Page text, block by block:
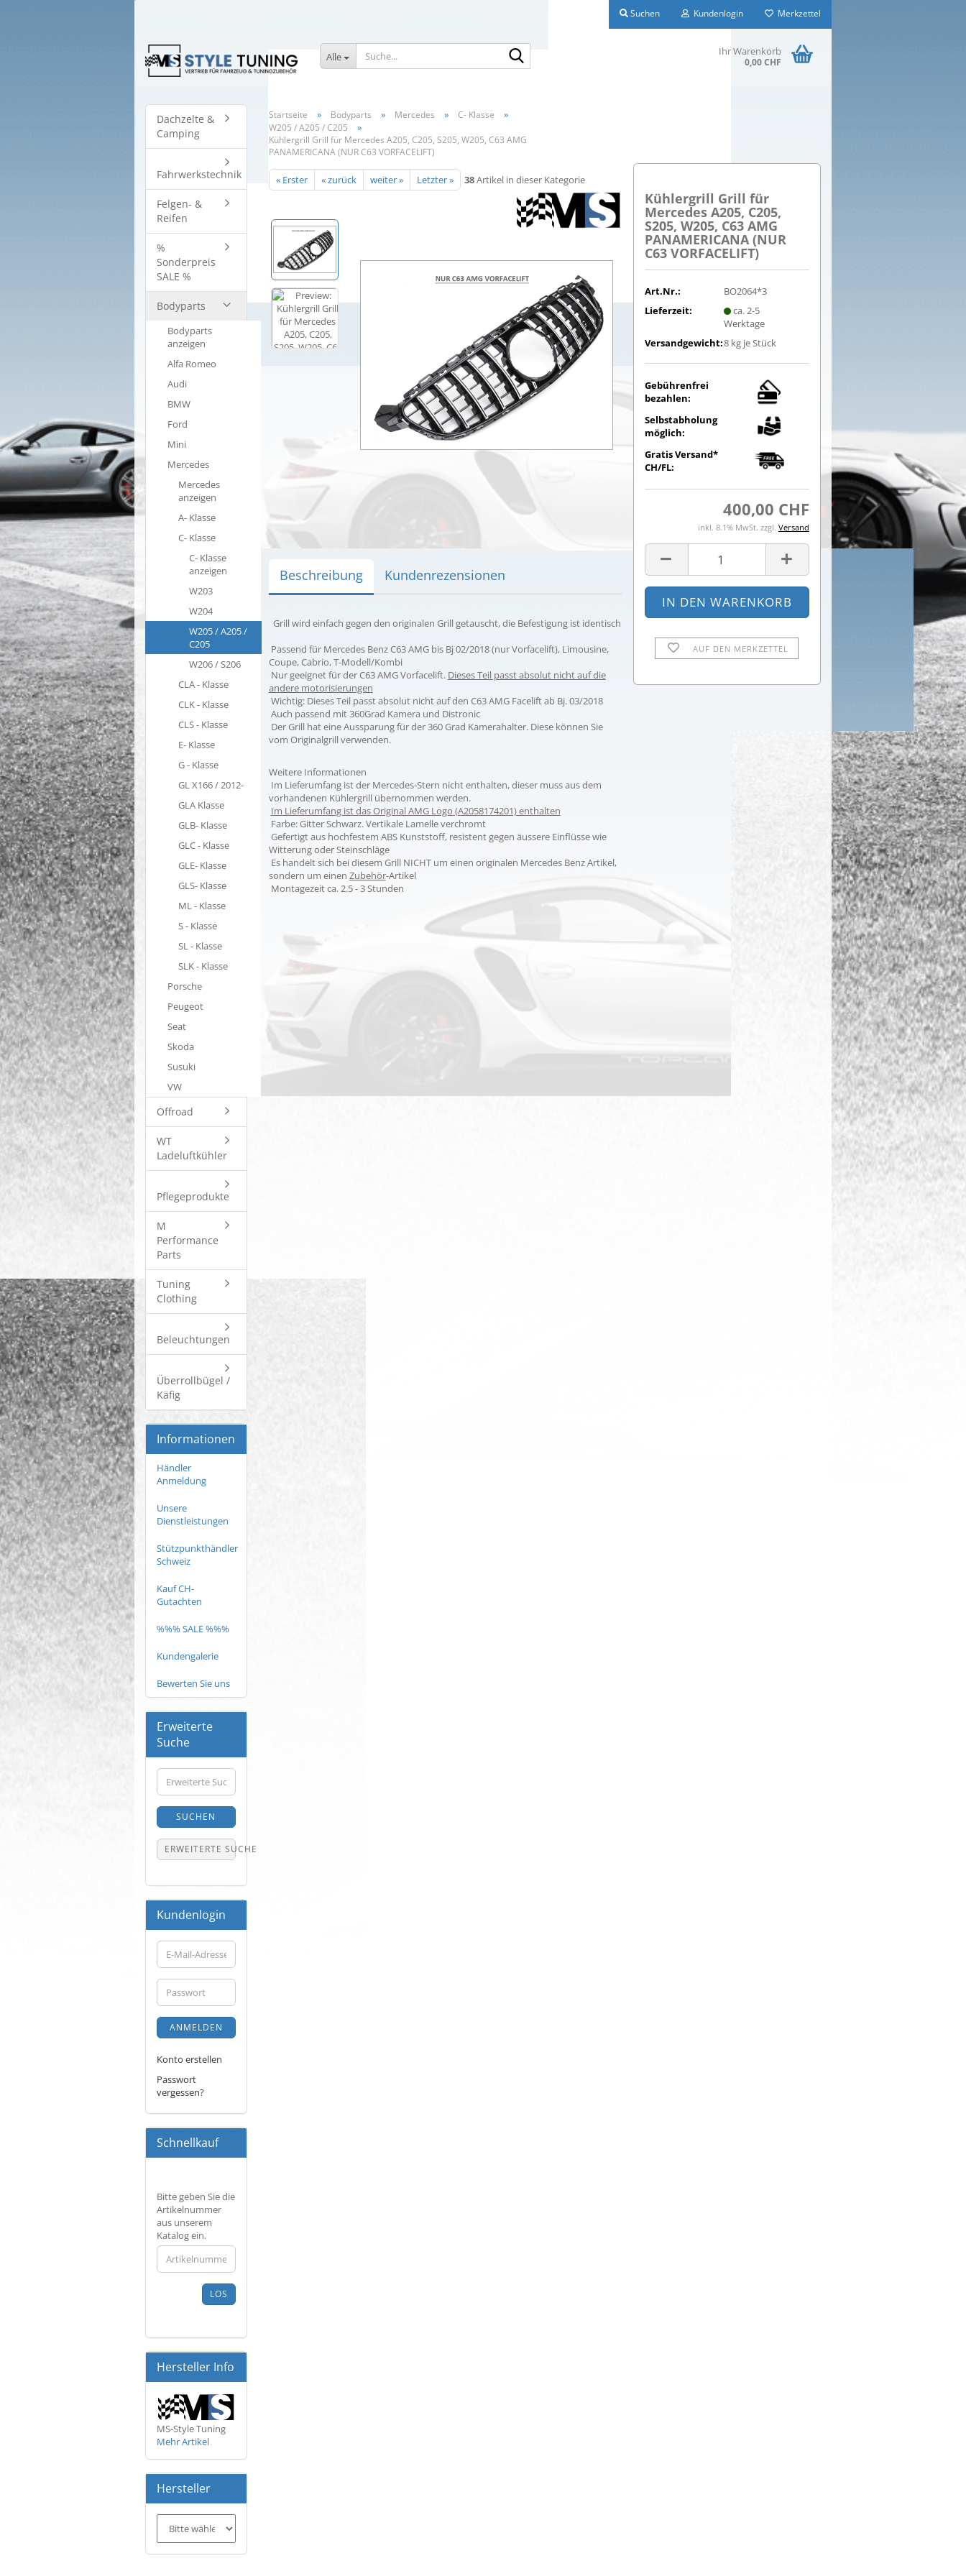
Suchen Kundenlogin Merkzettel
Alle Ihr Warenkorb
0,00 CHF
Startseite » Bodyparts » Mercedes » C- Klasse »
W205 / A205 / C205 »
Kühlergrill Grill für Mercedes A205, C205, S205, W205, C63 AMG
PANAMERICANA (NUR C63 VORFACELIFT)
« Erster « zurück weiter » Letzter » 38Artikel in dieser Kategorie
Kühlergrill Grill für
Mercedes A205, C205,
S205, W205, C63 AMG
PANAMERICANA (NUR
C63 VORFACELIFT)
Art.Nr.:
BO2064*3
Lieferzeit:
ca. 2-5
Werktage
Versandgewicht:8 kg je Stück
Gebührenfrei
bezahlen:
Selbstabholung
möglich:
Gratis Versand*
CH/FL:
400,00 CHF
inkl. 8.1% MwSt. zzgl. Versand
AUF DEN MERKZETTEL
Beschreibung Kundenrezensionen
Grill wird einfach gegen den originalen Grill getauscht, die Befestigung ist identisch
Passend für Mercedes Benz C63 AMG bis Bj 02/2018 (nur Vorfacelift), Limousine,
Coupe, Cabrio, T-Modell/Kombi
Nur geeignet für der C63 AMG Vorfacelift. Dieses Teil passt absolut nicht auf die
andere motorisierungen
Wichtig: Dieses Teil passt absolut nicht auf den C63 AMG Facelift ab Bj. 03/2018
Auch passend mit 360Grad Kamera und Distronic
Der Grill hat eine Aussparung für der 360 Grad Kamerahalter. Diese können Sie
vom Originalgrill verwenden.
Weitere Informationen
Im Lieferumfang ist der Mercedes-Stern nicht enthalten, dieser muss aus dem
vorhandenen Kühlergrill übernommen werden.
Im Lieferumfang ist das Original AMG Logo (A2058174201) enthalten
Farbe: Gitter Schwarz. Vertikale Lamelle verchromt
Gefertigt aus hochfestem ABS Kunststoff, resistent gegen äussere Einflüsse wie
Witterung oder Steinschläge
Es handelt sich bei diesem Grill NICHT um einen originalen Mercedes Benz Artikel,
sondern um einen Zubehör-Artikel
Montagezeit ca. 2.5 - 3 Stunden
Dachzelte &
Camping
Fahrwerkstechnik
Felgen- &
Reifen
%
Sonderpreis
SALE %
Bodyparts
Bodyparts
anzeigen
Alfa Romeo
Audi
BMW
Ford
Mini
Mercedes
Mercedes
anzeigen
A- Klasse
C- Klasse
C- Klasse
anzeigen
W203
W204
W205 / A205 /
C205
W206 / S206
CLA - Klasse
CLK - Klasse
CLS - Klasse
E- Klasse
G - Klasse
GL X166 / 2012-
GLA Klasse
GLB- Klasse
GLC - Klasse
GLE- Klasse
GLS- Klasse
ML - Klasse
S - Klasse
SL - Klasse
SLK - Klasse
Porsche
Peugeot
Seat
Skoda
Susuki
VW
Offroad
WT
Ladeluftkühler
Pflegeprodukte
M
Performance
Parts
Tuning
Clothing
Beleuchtungen
Überrollbügel /
Käfig
Informationen
Händler
Anmeldung
Unsere
Dienstleistungen
Stützpunkthändler
Schweiz
Kauf CH-
Gutachten
%%% SALE %%%
Kundengalerie
Bewerten Sie uns
Erweiterte
Suche
Erweiterte
Suche
SUCHEN
ERWEITERTE SUCHE
Kundenlogin
E-
Mail-
Adresse
Passwort
ANMELDEN
Konto erstellen
Passwort
vergessen?
Schnellkauf
BITTE
GEBEN
SIE
DIE
ARTIKELNUMMER
AUS
UNSEREM
Bitte geben Sie die
Artikelnummer
aus unserem
Katalog ein.
LOS
Hersteller Info
MS-Style Tuning
Mehr Artikel
Hersteller